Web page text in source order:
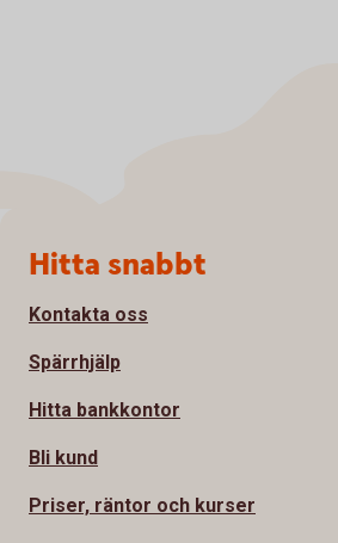
Sidfot
Hitta snabbt
Kontakta oss
Spärrhjälp
Hitta bankkontor
Bli kund
Priser, räntor och kurser